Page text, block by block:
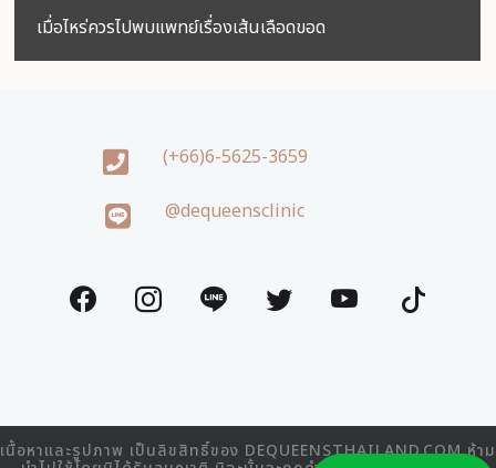
เมื่อไหร่ควรไปพบแพทย์เรื่องเส้นเลือดขอด
(+66)6-5625-3659
@dequeensclinic
เนื้อหาและรูปภาพ เป็นลิขสิทธิ์ของ DEQUEENSTHAILAND.COM ห้าม